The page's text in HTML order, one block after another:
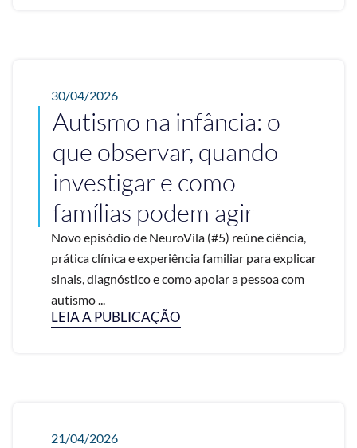
30/04/2026
Autismo na infância: o
que observar, quando
investigar e como
famílias podem agir
Novo episódio de NeuroVila (#5) reúne ciência,
prática clínica e experiência familiar para explicar
sinais, diagnóstico e como apoiar a pessoa com
autismo ...
LEIA A PUBLICAÇÃO
21/04/2026